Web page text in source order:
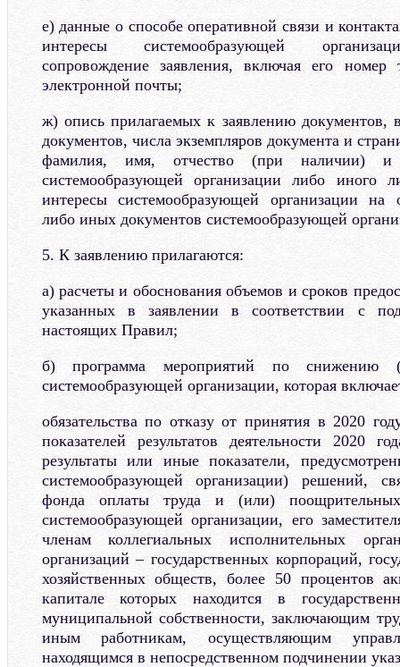
е) данные о способе оперативной связи и
интересы системообразующей
сопровождение заявления, включая его
электронной почты;
ж) опись прилагаемых к заявлению документов,
документов, числа экземпляров документа и
фамилия, имя, отчество (при наличии) и
системообразующей организации либо иного
интересы системообразующей организации на
либо иных документов системообразующей
5. К заявлению прилагаются:
а) расчеты и обоснования объемов и сроков
указанных в заявлении в соответствии с
настоящих Правил;
б) программа мероприятий по снижению
системообразующей организации, которая
обязательства по отказу от принятия в 2020
показателей результатов деятельности 2020
результаты или иные показатели,
системообразующей организации) решений,
фонда оплаты труда и (или)
системообразующей организации, его
членам коллегиальных исполнительных
организаций – государственных корпораций,
хозяйственных обществ, более 50 процентов
капитале которых находится в
муниципальной собственности, заключающим
иным работникам, осуществляющим
находящимся в непосредственном подчинении